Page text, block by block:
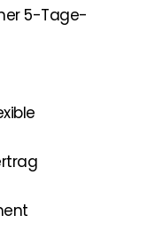
5-Tage-